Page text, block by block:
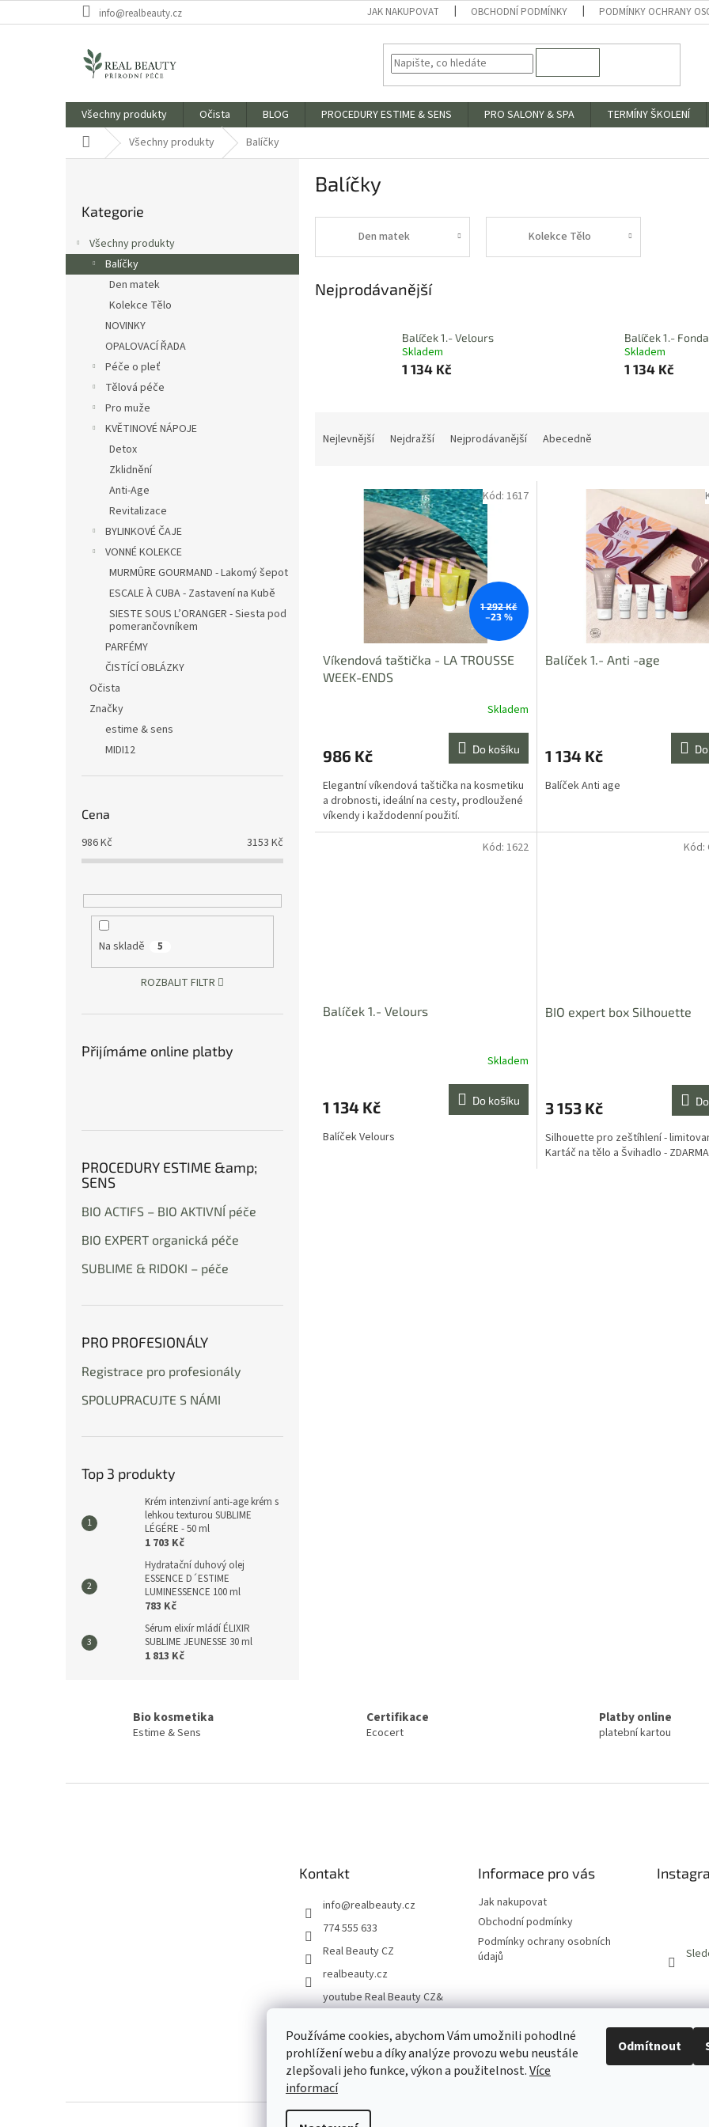
Používáme cookies, abychom Vám umožnili pohodlné
prohlížení webu a díky analýze provozu webu neustále
zlepšovali jeho funkce, výkon a použitelnost.Více
informací
Odmítnout
na
info@realbeauty.cz JAK NAKUPOVAT OBCHODNÍ PODMÍNKY PODMÍNKY OCHRANY
Všechny produkty Očista BLOG PROCEDURY ESTIME & SENS PRO SALONY & SPA TERMÍNY ŠKOLENÍ
Domů Všechny produkty Balíčky
a
n
kategorie
Kategorie
Všechny produkty
Balíčky
Den matek
Kolekce Tělo
NOVINKY
OPALOVACÍ ŘADA
Péče o pleť
Tělová péče
Pro muže
KVĚTINOVÉ NÁPOJE
Detox
Zklidnění
Anti-Age
Revitalizace
BYLINKOVÉ ČAJE
VONNÉ KOLEKCE
MURMÛRE GOURMAND - Lakomý šepot
ESCALE À CUBA - Zastavení na Kubě
SIESTE SOUS L’ORANGER - Siesta pod
pomerančovníkem
PARFÉMY
ČISTÍCÍ OBLÁZKY
Očista
Značky
estime & sens
MIDI12
Cena
986Kč 3153 Kč
Na skladě 5
ROZBALIT FILTR
Přijímáme online platby
PROCEDURY ESTIME &amp;
SENS
BIO ACTIFS – BIO AKTIVNÍ péče
BIO EXPERT organická péče
SUBLIME & RIDOKI – péče
PRO PROFESIONÁLY
Registrace pro profesionály
SPOLUPRACUJTE S NÁMI
Top 3 produkty
Krém intenzivní anti-age krém s
lehkou texturou SUBLIME
LÉGÉRE - 50 ml
1 703 Kč
Hydratační duhový olej
ESSENCE D´ESTIME
LUMINESSENCE 100 ml
783 Kč
Sérum elixír mládí ÉLIXIR
SUBLIME JEUNESSE 30 ml
1 813 Kč
Balíčky
Den matek Kolekce Tělo
Nejprodávanější
Balíček 1.- Velours
Skladem
1 134 Kč
Balíček 1.-
Skladem
1 134 Kč
Nejlevnější Nejdražší Nejprodávanější Abecedně
1 292 Kč
–23 %
Víkendová taštička - LA TROUSSE
WEEK-ENDS
Skladem
986 Kč Do košíku
Elegantní víkendová taštička na kosmetiku
a drobnosti, ideální na cesty, prodloužené
víkendy i každodenní použití.
Kód: 1617
Balíček 1.- Anti -age
1 134 Kč
Balíček Anti age
Balíček 1.- Velours
Skladem
1 134 Kč Do košíku
Balíček Velours
Kód: 1622
BIO expert box Silhouette
3 153 Kč
Silhouette pro zeštíhlení -
Kartáč na tělo a Švihadlo - ZDARMA
Kód:
Bio kosmetika
Estime & Sens
Certifikace
Ecocert
Platby online
platební kartou
Kontakt
info@realbeauty.cz
774 555 633
Real Beauty CZ
realbeauty.cz
youtube Real Beauty CZ&
SK
Informace pro vás
Jak nakupovat
Obchodní podmínky
Podmínky ochrany osobních
údajů
Estime & Sens CZ Clever Beauty CZ Estime & Sens SK Clever Beauty SK